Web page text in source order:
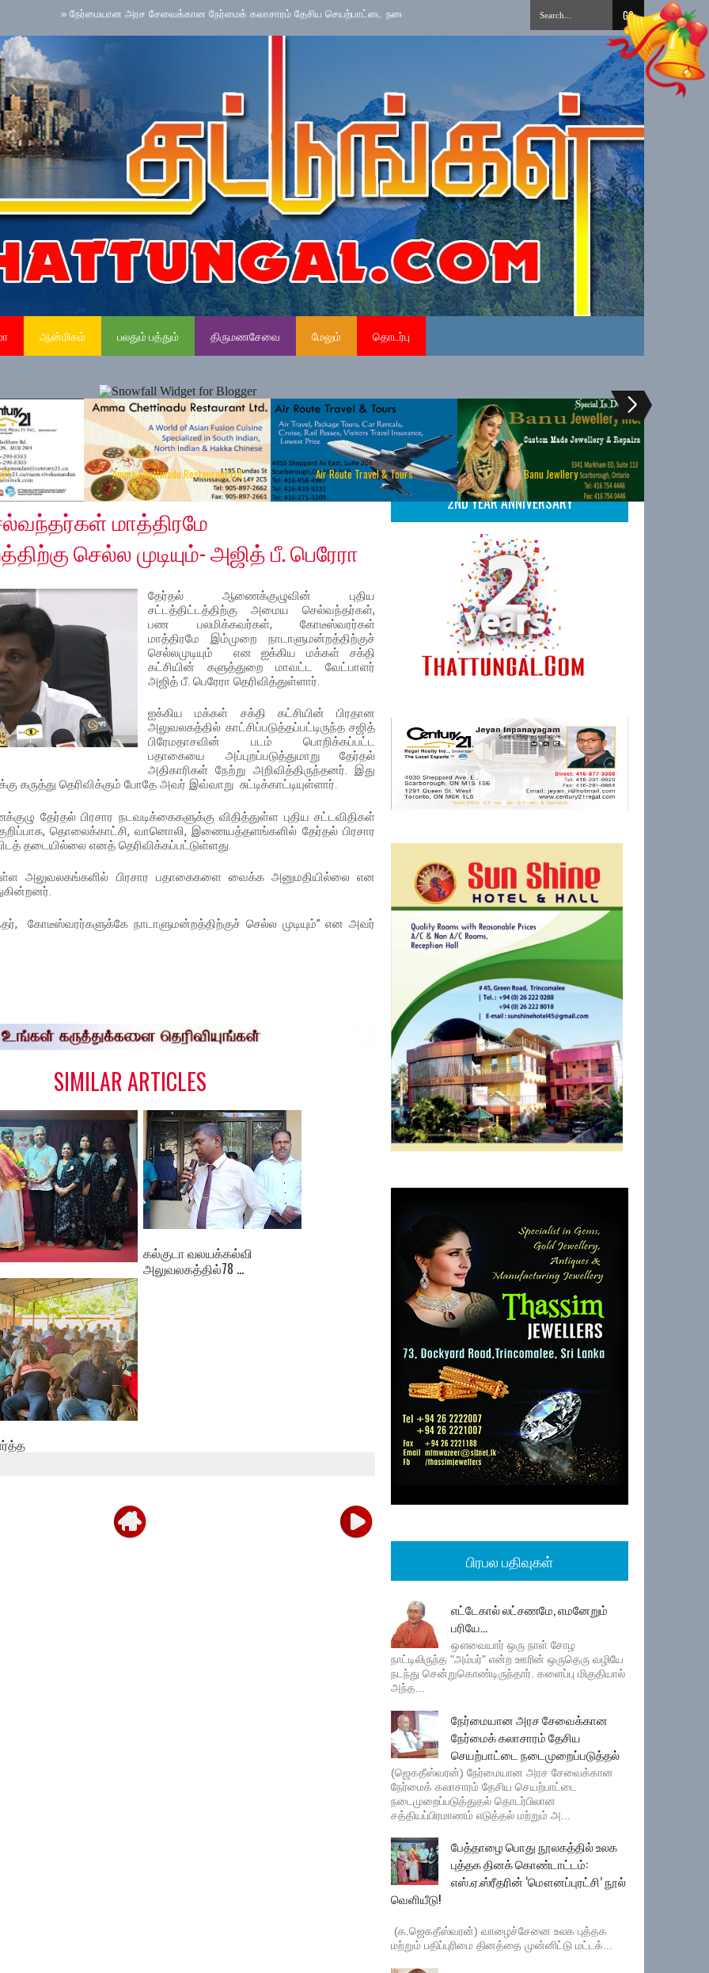
நேர்மையான அரச சேவைக்கான நேர்மைக் கலாசாரம் தேசிய செயற்பாட்டை நடைமுறைப்படுத்தல் தமிழ் சிங்கள சித்திரை புதுவருட கலை, கலாசார,
ஆன்மிகம் பலதும் பத்தும் திருமணசேவை மேலும் தொடர்பு
Amma Chettinadu Restaurant Ltd Air Route Travel & Tours Banu Jewllery
மாத்திரமே
செல்ல முடியும்- அஜித் பீ. பெரேரா
தேர்தல் ஆணைக்குழுவின் புதிய
சட்டத்திட்டத்திற்கு அமைய செல்வந்தர்கள்,
பண பலமிக்கவர்கள், கோடீஸ்வரர்கள்
மாத்திரமே இம்முறை நாடாளுமன்றத்திற்குச்
செல்லமுடியும் என ஐக்கிய மக்கள் சக்தி
கட்சியின் களுத்துறை மாவட்ட வேட்பாளர்
அஜித் பீ. பெரேரா தெரிவித்துள்ளார்.
ஐக்கிய மக்கள் சக்தி கட்சியின் பிரதான
அலுவலகத்தில் காட்சிப்படுத்தப்பட்டிருந்த சஜித்
பிரேமதாசவின் படம் பொறிக்கப்பட்ட
பதாகையை அப்புறப்படுத்துமாறு தேர்தல்
அதிகாரிகள் நேற்று அறிவித்திருந்தனர். இது
கருத்து தெரிவிக்கும் போதே அவர் இவ்வாறு சுட்டிக்காட்டியுள்ளார்.
தேர்தல் பிரசார நடவடிக்கைகளுக்கு விதித்துள்ள புதிய சட்டவிதிகள்
தொலைக்காட்சி, வானொலி, இணையத்தளங்களில் தேர்தல் பிரசார
தடையில்லை எனத் தெரிவிக்கப்பட்டுள்ளது.
அலுவலகங்களில் பிரசார பதாகைகளை வைக்க அனுமதியில்லை என
கோடீஸ்வரர்களுக்கே நாடாளுமன்றத்திற்குச் செல்ல முடியும்” என அவர்
SIMILAR ARTICLES
கல்குடா வலயக்கல்வி
அலுவலகத்தில்78 ...
2ND YEAR ANNIVERSARY
பிரபல பதிவுகள்
எட்டேகால் லட்சணமே, எமனேறும்
பரியே...
ஔவையார் ஒரு நாள் சோழ
நாட்டிலிருந்த "அம்பர்" என்ற ஊரின் ஒருதெரு வழியே
நடந்து சென்றுகொண்டிருந்தார். களைப்பு மிகுதியால்
அந்த...
நேர்மையான அரச சேவைக்கான
நேர்மைக் கலாசாரம் தேசிய
செயற்பாட்டை நடைமுறைப்படுத்தல்
(ஜெகதீஸ்வரன்) நேர்மையான அரச சேவைக்கான
நேர்மைக் கலாசாரம் தேசிய செயற்பாட்டை
நடைமுறைப்படுத்துதல் தொடர்பிலான
சத்தியப்பிரமாணம் எடுத்தல் மற்றும் அ...
பேத்தாழை பொது நூலகத்தில் உலக
புத்தக தினக் கொண்டாட்டம்:
எஸ்.ஏ.ஸ்ரீதரின் ‘மௌனப்புரட்சி’ நூல்
வெளியீடு!
(க.ஜெகதீஸ்வரன்) வாழைச்சேனை உலக புத்தக
மற்றும் பதிப்புரிமை தினத்தை முன்னிட்டு மட்டக்...